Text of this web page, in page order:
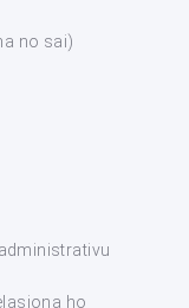
no sai)
ho